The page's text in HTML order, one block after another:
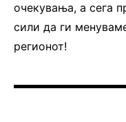
очекувања, а сега
сили да ги
регионот!